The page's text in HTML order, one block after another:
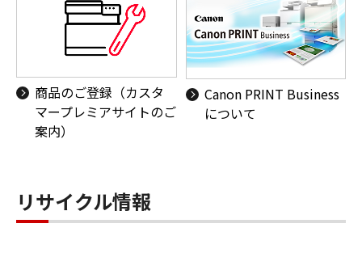
商品のご登録（カスタ
マープレミアサイトのご
案内）
Canon PRINT Business
について
リサイクル情報